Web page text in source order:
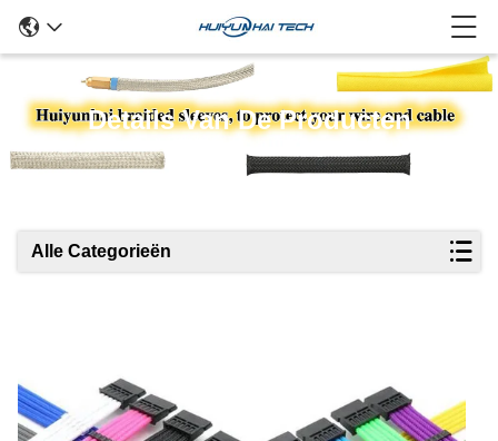
Details Van De Producten
Alle Categorieën